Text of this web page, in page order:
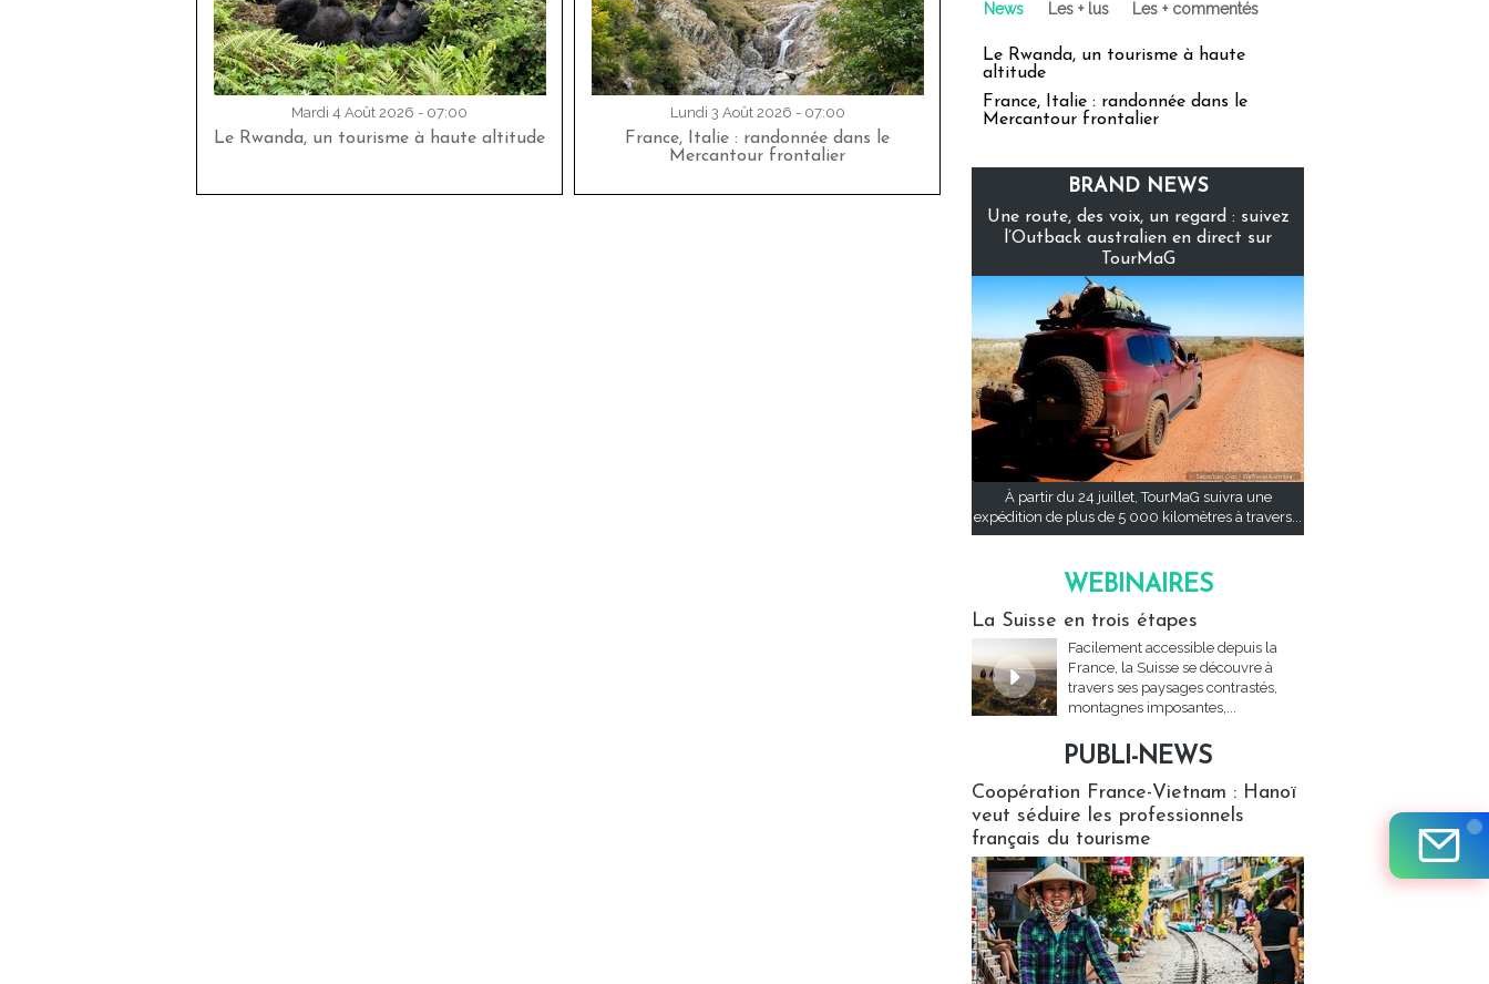
Mardi 4 Août 2026 - 07:00
Le Rwanda, un tourisme à haute altitude
Lundi 3 Août 2026 - 07:00
France, Italie : randonnée dans le
Mercantour frontalier
News Les + lus Les + commentés
Le Rwanda, un tourisme à haute
altitude
France, Italie : randonnée dans le
Mercantour frontalier
BRAND NEWS
Une route, des voix, un regard : suivez
l’Outback australien en direct sur
TourMaG
À partir du 24 juillet, TourMaG suivra une
expédition de plus de 5 000 kilomètres à travers...
WEBINAIRES
La Suisse en trois étapes
Facilement accessible depuis la
France, la Suisse se découvre à
travers ses paysages contrastés,
montagnes imposantes,...
PUBLI-NEWS
Coopération France-Vietnam : Hanoï
veut séduire les professionnels
français du tourisme